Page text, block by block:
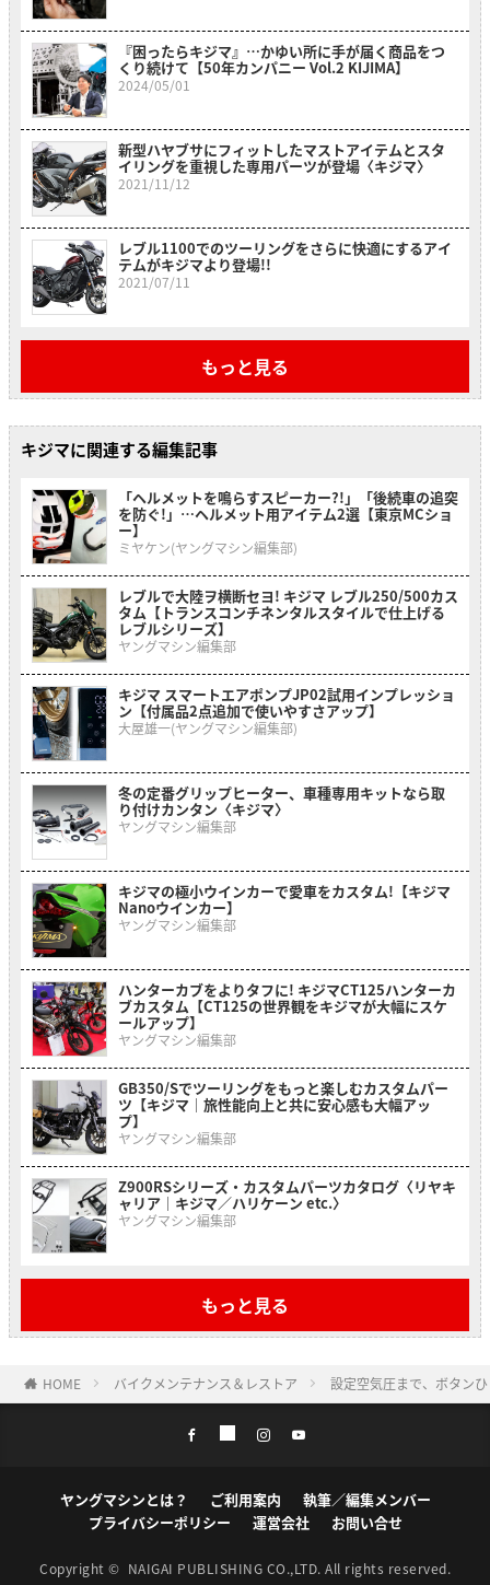
『困ったらキジマ』…かゆい所に手が届く商品をつ
くり続けて【50年カンパニー Vol.2 KIJIMA】
2024/05/01
新型ハヤブサにフィットしたマストアイテムとスタ
イリングを重視した専用パーツが登場〈キジマ〉
2021/11/12
レブル1100でのツーリングをさらに快適にするアイ
テムがキジマより登場!!
2021/07/11
もっと見る
キジマに関連する編集記事
「ヘルメットを鳴らすスピーカー?!」「後続車の追突
を防ぐ!」…ヘルメット用アイテム2選【東京MCショ
ー】
ミヤケン(ヤングマシン編集部)
レブルで大陸ヲ横断セヨ! キジマ レブル250/500カス
タム【トランスコンチネンタルスタイルで仕上げる
レブルシリーズ】
ヤングマシン編集部
キジマ スマートエアポンプJP02試用インプレッショ
ン【付属品2点追加で使いやすさアップ】
大屋雄一(ヤングマシン編集部)
冬の定番グリップヒーター、車種専用キットなら取
り付けカンタン〈キジマ〉
ヤングマシン編集部
キジマの極小ウインカーで愛車をカスタム!【キジマ
Nanoウインカー】
ヤングマシン編集部
ハンターカブをよりタフに! キジマCT125ハンターカ
ブカスタム【CT125の世界観をキジマが大幅にスケ
ールアップ】
ヤングマシン編集部
GB350/Sでツーリングをもっと楽しむカスタムパー
ツ【キジマ｜旅性能向上と共に安心感も大幅アッ
プ】
ヤングマシン編集部
Z900RSシリーズ・カスタムパーツカタログ〈リヤキ
ャリア｜キジマ／ハリケーン etc.〉
ヤングマシン編集部
もっと見る
HOME バイクメンテナンス＆レストア 設定空気圧まで、ボタン
ヤングマシンとは？ ご利用案内
執筆／編集メンバー
プライバシーポリシー
運営会社 お問い合せ
Copyright © NAIGAI PUBLISHING CO.,LTD. All rights reserved.